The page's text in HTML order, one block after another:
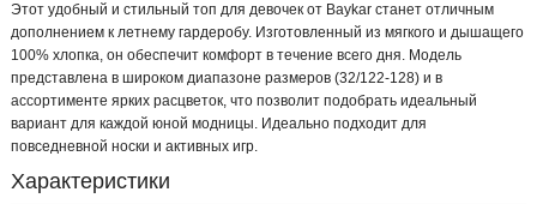
Этот удобный и стильный топ для девочек от Baykar станет отличным
дополнением к летнему гардеробу. Изготовленный из мягкого и дышащего
100% хлопка, он обеспечит комфорт в течение всего дня. Модель
представлена в широком диапазоне размеров (32/122-128) и в
ассортименте ярких расцветок, что позволит подобрать идеальный
вариант для каждой юной модницы. Идеально подходит для
повседневной носки и активных игр.
Характеристики